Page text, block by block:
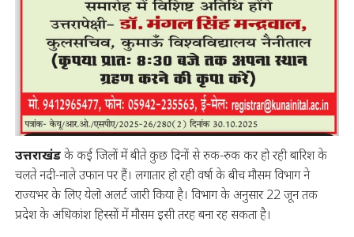
उत्तराखंडके कई जिलों में बीते कुछ दिनों से रुक-रुक कर हो रही बारिश के
चलते नदी-नाले उफान पर हैं। लगातार हो रही वर्षा के बीच मौसम विभाग ने
राज्यभर के लिए येलो अलर्ट जारी किया है। विभाग के अनुसार 22 जून तक
प्रदेश के अधिकांश हिस्सों में मौसम इसी तरह बना रह सकता है।